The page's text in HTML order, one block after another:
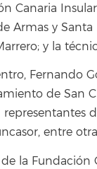
Canaria
Armas y
y la
Fernando
de San
entre
la Fundación